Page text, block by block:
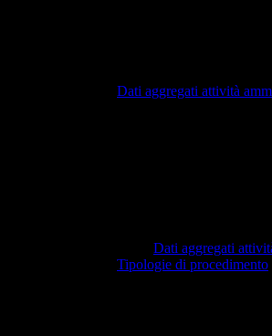
Dati aggregati attività
Dati aggregati
Tipologie di procedimento